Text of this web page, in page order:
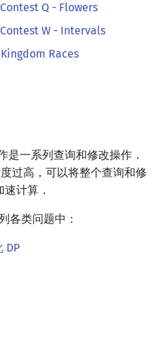
Q - Flowers
W - Intervals
Races
是一系列查询和修改操作．
过高，可以将整个查询和修
计算．
各类问题中：
DP